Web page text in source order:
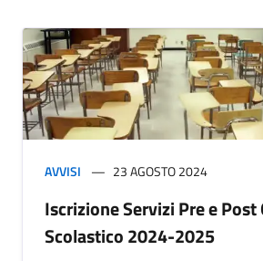
AVVISI 23 AGOSTO 2024
Iscrizione Servizi Pre e
Scolastico 2024-2025